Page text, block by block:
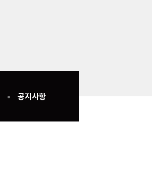
공지사항